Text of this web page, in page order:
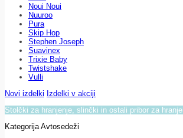
Noui Noui
Nuuroo
Pura
Skip Hop
Stephen Joseph
Suavinex
Trixie Baby
Twistshake
Vulli
Novi izdelki Izdelki v akciji
Stolčki za hranjenje, slinčki in ostali pribor za
Kategorija Avtosedeži